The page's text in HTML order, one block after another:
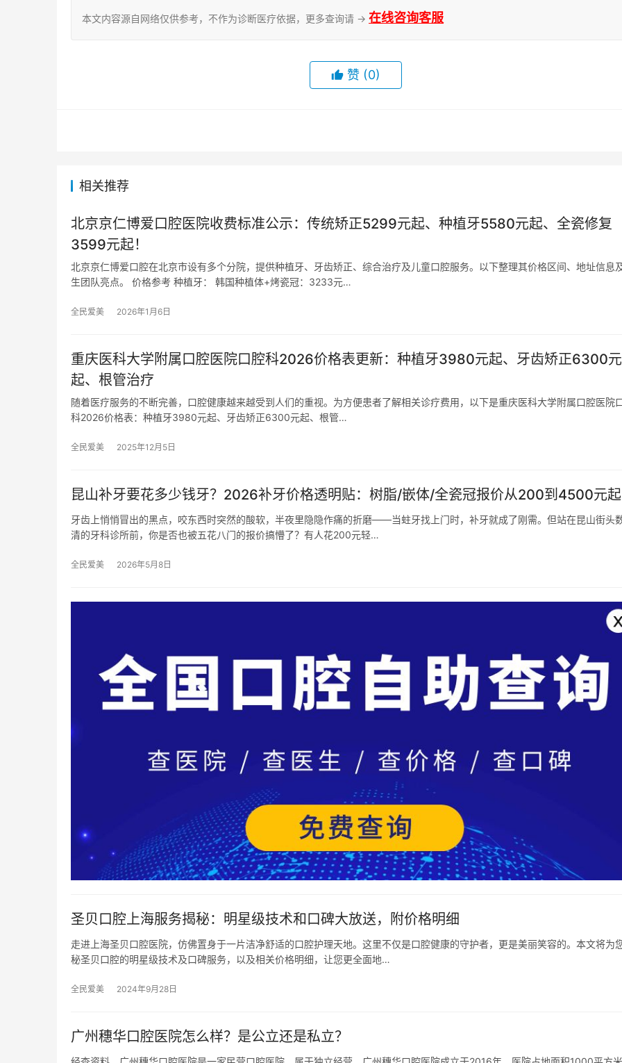
本文内容源自网络仅供参考，不作为诊断医疗依据，更多查询请 → 在线咨询客服
赞 (0)
相关推荐
北京京仁博爱口腔医院收费标准公示：传统矫正5299元起、种植牙5580元起、全瓷修复
3599元起！
北京京仁博爱口腔在北京市设有多个分院，提供种植牙、牙齿矫正、综合治疗及儿童口腔服务。以下整理其价格区间、地址信息
生团队亮点。 价格参考 种植牙： 韩国种植体+烤瓷冠：3233元…
全民爱美 2026年1月6日
重庆医科大学附属口腔医院口腔科2026价格表更新：种植牙3980元起、牙齿矫正6300元
起、根管治疗
随着医疗服务的不断完善，口腔健康越来越受到人们的重视。为方便患者了解相关诊疗费用，以下是重庆医科大学附属口腔医院
科2026价格表：种植牙3980元起、牙齿矫正6300元起、根管…
全民爱美 2025年12月5日
昆山补牙要花多少钱牙？2026补牙价格透明贴：树脂/嵌体/全瓷冠报价从200到4500元起
牙齿上悄悄冒出的黑点，咬东西时突然的酸软，半夜里隐隐作痛的折磨——当蛀牙找上门时，补牙就成了刚需。但站在昆山街头
清的牙科诊所前，你是否也被五花八门的报价搞懵了？有人花200元轻…
全民爱美 2026年5月8日
圣贝口腔上海服务揭秘：明星级技术和口碑大放送，附价格明细
走进上海圣贝口腔医院，仿佛置身于一片洁净舒适的口腔护理天地。这里不仅是口腔健康的守护者，更是美丽笑容的。本文将为
秘圣贝口腔的明星级技术及口碑服务，以及相关价格明细，让您更全面地…
全民爱美 2024年9月28日
广州穗华口腔医院怎么样？是公立还是私立？